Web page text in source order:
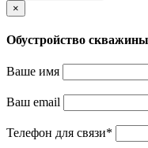
×
Обустройство скважины
Ваше имя
Ваш email
Телефон для связи*